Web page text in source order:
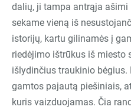
dalių, ji tampa antrąja ašimi
sekame vieną iš
istorijų, kartu gilinamės į
riedėjimo ištrūkus iš miesto
išlydinčius traukinio bėgius.
gamtos pajautą piešiniais,
kuris vaizduojamas. Čia